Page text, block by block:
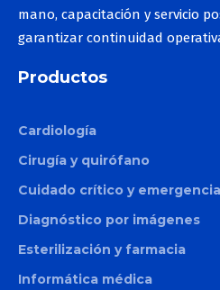
mano, capacitación y servicio
garantizar continuidad
Productos
Cardiología
Cirugía y quirófano
Cuidado crítico y emergencia
Diagnóstico por imágenes
Esterilización y farmacia
Informática médica